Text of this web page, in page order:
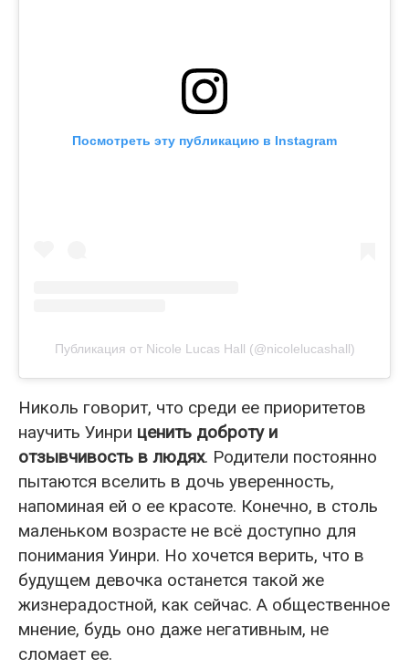
Посмотреть эту публикацию в Instagram
Публикация от Nicole Lucas Hall (@nicolelucashall)
Николь говорит, что среди ее приоритетов
научить Уинри ценить доброту и
отзывчивость в людях. Родители постоянно
пытаются вселить в дочь уверенность,
напоминая ей о ее красоте. Конечно, в столь
маленьком возрасте не всё доступно для
понимания Уинри. Но хочется верить, что в
будущем девочка останется такой же
жизнерадостной, как сейчас. А общественное
мнение, будь оно даже негативным, не
сломает ее.